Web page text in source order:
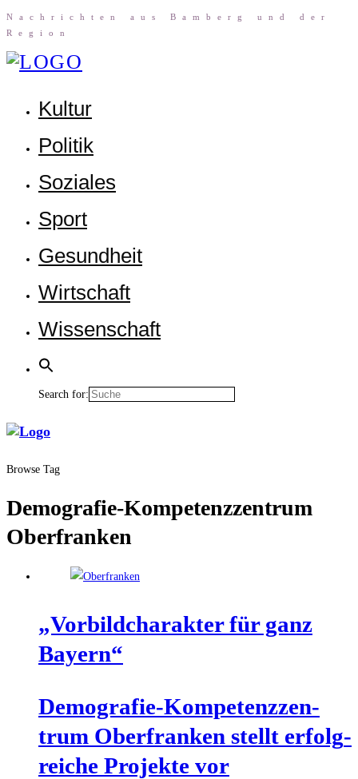
Nach­rich­ten aus Bam­berg und der
Region
Kul­tur
Poli­tik
Sozia­les
Sport
Gesund­heit
Wirt­schaft
Wis­sen­schaft
Search for:
Browse Tag
Demografie-Kompetenzzentrum
Oberfranken
„Vor­bild­cha­rak­ter für ganz
Bayern“
Demo­gra­fie-Kom­pe­tenz­zen­
trum Ober­fran­ken stellt erfolg­
rei­che Pro­jek­te vor